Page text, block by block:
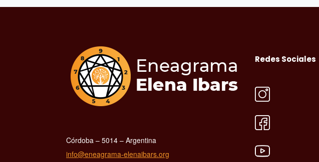
Córdoba – 5014 – Argentina
info@eneagrama-elenaibars.org
Redes Sociales